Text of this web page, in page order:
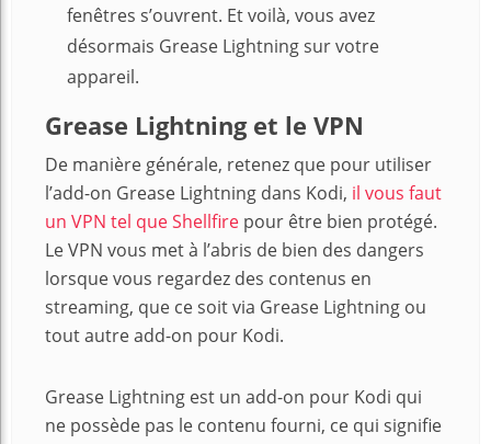
fenêtres s’ouvrent. Et voilà, vous avez
désormais Grease Lightning sur votre
appareil.
Grease Lightning et le VPN
De manière générale, retenez que pour utiliser
l’add-on Grease Lightning dans Kodi, il vous faut
un VPN tel que Shellfire pour être bien protégé.
Le VPN vous met à l’abris de bien des dangers
lorsque vous regardez des contenus en
streaming, que ce soit via Grease Lightning ou
tout autre add-on pour Kodi.
Grease Lightning est un add-on pour Kodi qui
ne possède pas le contenu fourni, ce qui signifie